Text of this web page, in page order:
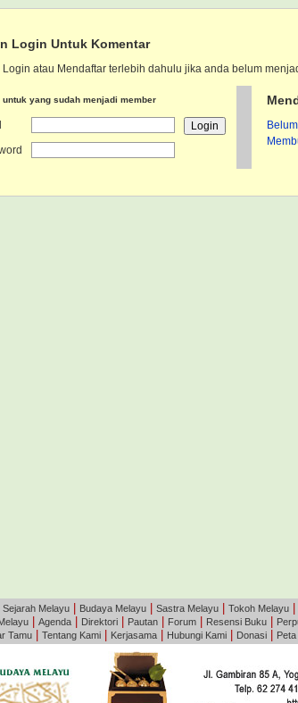
Login Untuk Komentar
Login atau Mendaftar terlebih dahulu jika anda belum
untuk yang sudah menjadi member
Sejarah Melayu Budaya Melayu Sastra Melayu Tokoh Melayu
Agenda Direktori Pautan Forum Resensi Buku
Tamu
Tentang Kami Kerjasama Hubungi Kami Donasi